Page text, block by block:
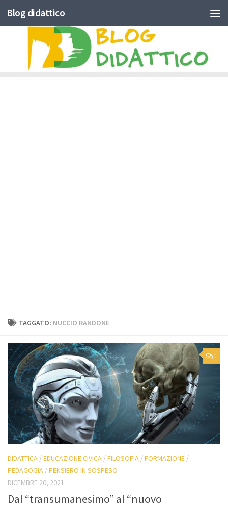
Skip to content
Blog didattico
TAGGATO: NUCCIO RANDONE
0
DIDATTICA /EDUCAZIONE CIVICA /FILOSOFIA /FORMAZIONE /
PEDAGOGIA /PENSIERO IN SOSPESO
DICEMBRE 20, 2021
Dal “transumanesimo” al “nuovo